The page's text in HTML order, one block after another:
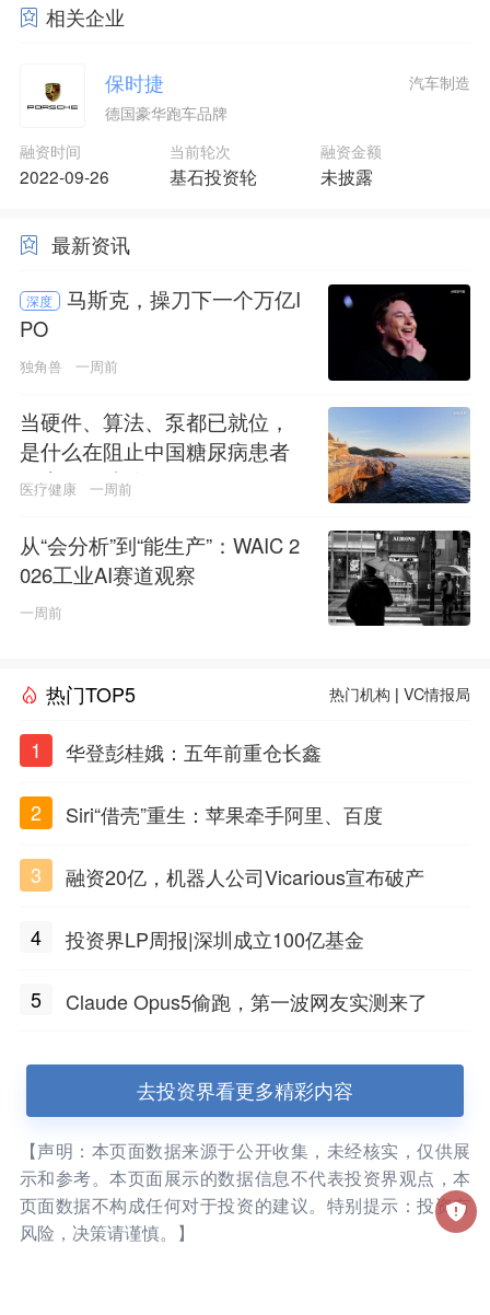
相关企业
保时捷
德国豪华跑车品牌
汽车制造
融资时间
2022-09-26
当前轮次
基石投资轮
融资金额
未披露
最新资讯
深度
马斯克，操刀下一个万亿I
PO
独角兽 一周前
当硬件、算法、泵都已就位，
是什么在阻止中国糖尿病患者
用上人工胰腺？
医疗健康 一周前
从“会分析”到“能生产”：WAIC 2
026工业AI赛道观察
一周前
热门TOP5 热门机构 |VC情报局
1 华登彭桂娥：五年前重仓长鑫
2 Siri“借壳”重生：苹果牵手阿里、百度
3 融资20亿，机器人公司Vicarious宣布破产
4 投资界LP周报|深圳成立100亿基金
5 Claude Opus5偷跑，第一波网友实测来了
去投资界看更多精彩内容
【声明：本页面数据来源于公开收集，未经核实，仅供展
示和参考。本页面展示的数据信息不代表投资界观点，本
页面数据不构成任何对于投资的建议。特别提示：投资有
风险，决策请谨慎。】